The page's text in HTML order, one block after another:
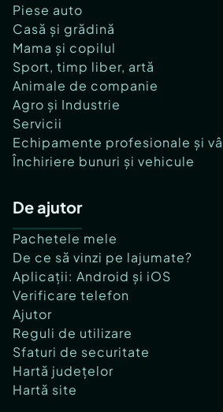
Piese auto
Casă și grădină
Mama și copilul
Sport, timp liber, artă
Animale de companie
Agro și Industrie
Servicii
Echipamente profesionale și
Închiriere bunuri și vehicule
De ajutor
Pachetele mele
De ce să vinzi pe lajumate?
Aplicații: Android și iOS
Verificare telefon
Ajutor
Reguli de utilizare
Sfaturi de securitate
Hartă județelor
Hartă site